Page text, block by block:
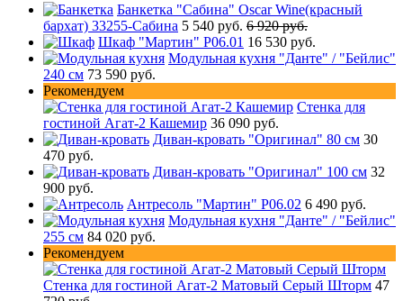
Банкетка "Сабина" Oscar Wine(красный
бархат) 33255-Сабина 5 540 руб. 6 920 руб.
Шкаф "Мартин" Р06.01 16 530 руб.
Модульная кухня "Данте" / "Бейлис"
240 см 73 590 руб.
Рекомендуем
Стенка для
гостиной Агат-2 Кашемир 36 090 руб.
Диван-кровать "Оригинал" 80 см 30
470 руб.
Диван-кровать "Оригинал" 100 см 32
900 руб.
Антресоль "Мартин" Р06.02 6 490 руб.
Модульная кухня "Данте" / "Бейлис"
255 см 84 020 руб.
Рекомендуем
Стенка для гостиной Агат-2 Матовый Серый Шторм 47